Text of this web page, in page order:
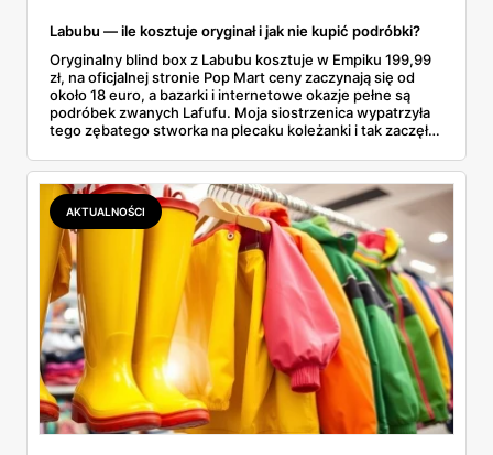
Labubu — ile kosztuje oryginał i jak nie kupić podróbki?
Oryginalny blind box z Labubu kosztuje w Empiku 199,99
zł, na oficjalnej stronie Pop Mart ceny zaczynają się od
około 18 euro, a bazarki i internetowe okazje pełne są
podróbek zwanych Lafufu. Moja siostrzenica wypatrzyła
tego zębatego stworka na plecaku koleżanki i tak zaczęło
kosztuje i po czym poznać, że sprzedawca nie wciska nam
podróbki. Spisałam wszystko, czego się dowiedziałam —
łącznie z jedną wpadką, o której za chwilę.
AKTUALNOŚCI